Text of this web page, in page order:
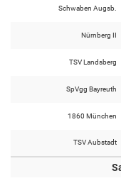
Schwaben Augsb.
Nürnberg II
TSV Landsberg
SpVgg Bayreuth
1860 München
TSV Aubstadt